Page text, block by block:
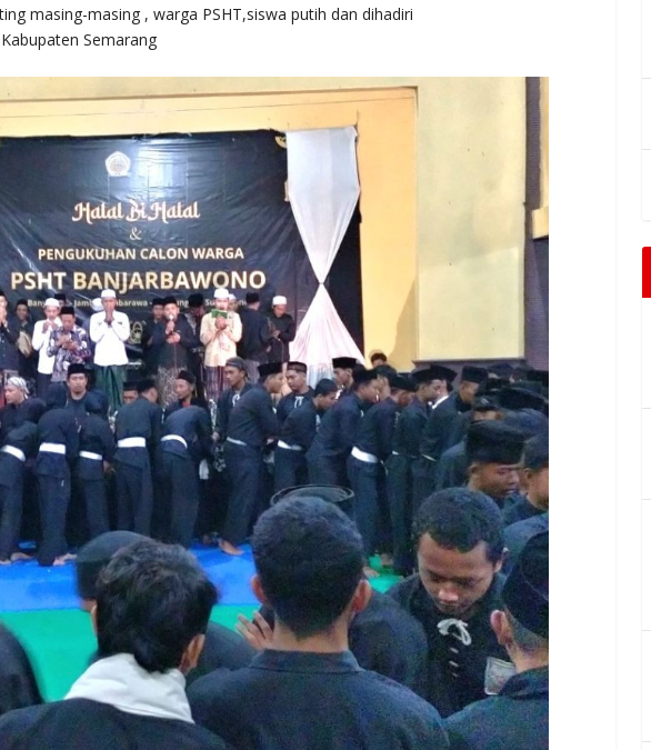
masing-masing , warga PSHT,siswa putih dan dihadiri
Semarang